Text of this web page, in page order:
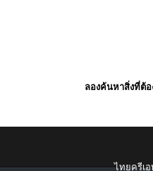
ลองค้นหาสิ่งที่ต้อ
ไทยครีเอ